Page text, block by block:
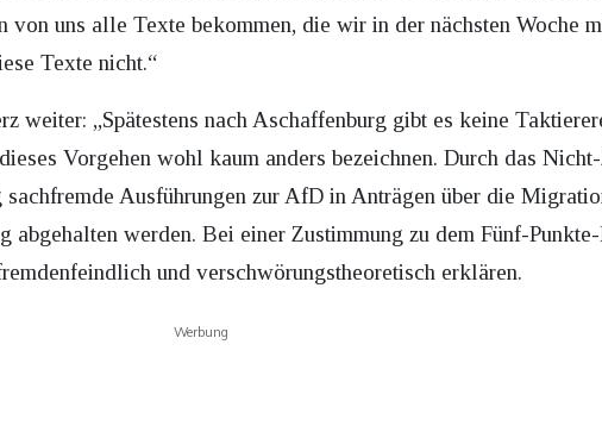
von uns alle Texte bekommen, die wir in der nächsten Woche
Texte nicht.“
weiter: „Spätestens nach Aschaffenburg gibt es keine
Vorgehen wohl kaum anders bezeichnen. Durch das
Ausführungen zur AfD in Anträgen über die
werden. Bei einer Zustimmung zu dem Fünf-
und verschwörungstheoretisch erklären.
Werbung